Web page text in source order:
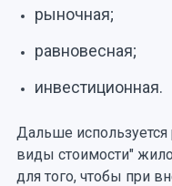
рыночная;
равновесная;
инвестиционная.
Дальше
виды стоимости"
для того, чтобы при